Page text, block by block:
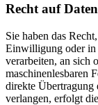
Recht auf
Sie haben das
Einwilligung oder in
verarbeiten, an sich
maschinenlesbaren
direkte Übertragung
verlangen, erfolgt